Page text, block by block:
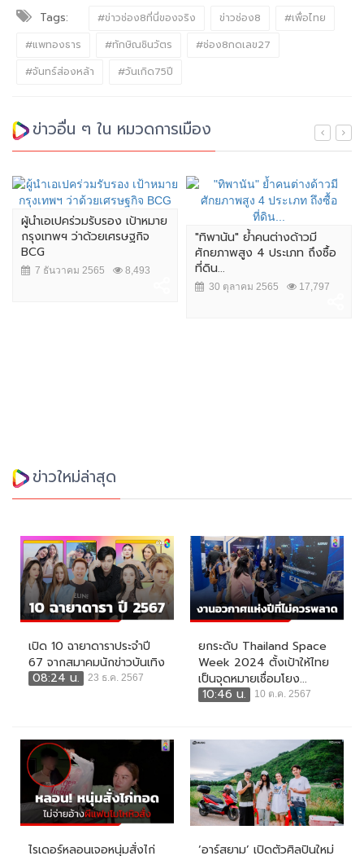
Tags: #ข่าวช่อง8ที่นี่ของจริง ข่าวช่อง8
#เพื่อไทย
#แพทองธาร
#ทักษิณชินวัตร
#ช่อง8กดเลข27
#จันทร์ส่องหล้า
#วันเกิด75ปี
ข่าวอื่น ๆ ใน หมวดการเมือง
ผู้นำเอเปคร่วมรับรอง เป้าหมาย
กรุงเทพฯ ว่าด้วยเศรษฐกิจ
BCG
7 ธันวาคม 2565 8,493
"ทิพานัน" ย้ำคนต่างด้าวมี
ศักยภาพสูง 4 ประเภท ถึงซื้อ
ที่ดิน...
30 ตุลาคม 2565 17,797
ข่าวใหม่ล่าสุด
เปิด 10 ฉายาดาราประจำปี
67 จากสมาคมนักข่าวบันเทิง
08:24 น.
23 ธ.ค. 2567
ยกระดับ Thailand Space
Week 2024 ตั้งเป้าให้ไทย
เป็นจุดหมายเชื่อมโยง...
10:46 น.
10 ต.ค. 2567
ไรเดอร์หลอนเจอหนุ่มสั่งไก่
‘อาร์สยาม’ เปิดตัวศิลปินใหม่